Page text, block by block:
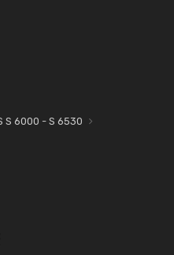
S 6000 - S 6530